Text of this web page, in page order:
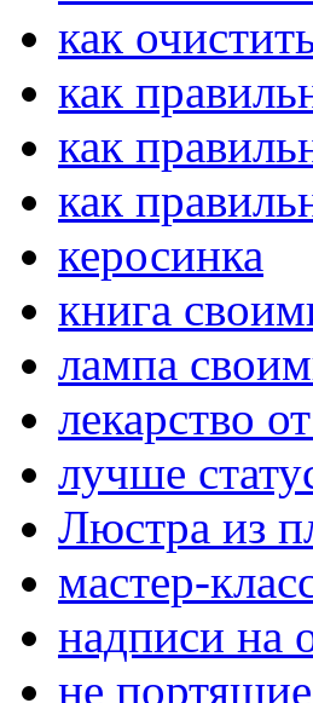
как
как
как
как
керосинка
книга
лампа
лекарство
лучше
Люстра из
мастер-
надписи на
не